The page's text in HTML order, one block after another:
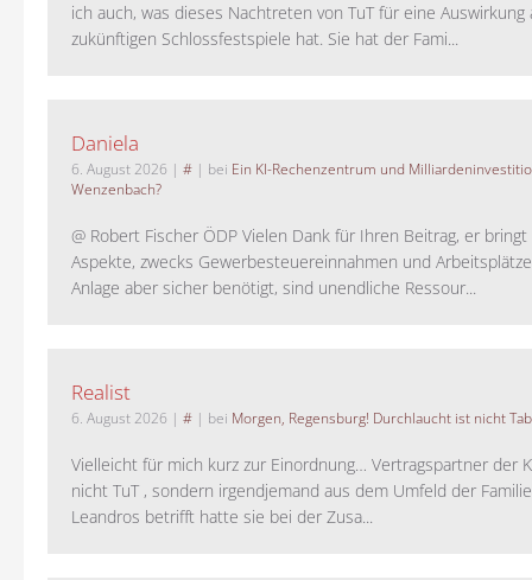
ich auch, was dieses Nachtreten von TuT für eine Auswirkung
zukünftigen Schlossfestspiele hat. Sie hat der Fami...
Daniela
6. August 2026 | # | bei Ein KI-Rechenzentrum und
Wenzenbach?
@ Robert Fischer ÖDP Vielen Dank für Ihren Beitrag, er
Aspekte, zwecks Gewerbesteuereinnahmen und
Anlage aber sicher benötigt, sind unendliche Ressour...
Realist
6. August 2026 | # | bei Morgen, Regensburg! Durchlaucht ist nicht
Vielleicht für mich kurz zur Einordnung… Vertragspartner der
nicht TuT , sondern irgendjemand aus dem Umfeld der
Leandros betrifft hatte sie bei der Zusa...